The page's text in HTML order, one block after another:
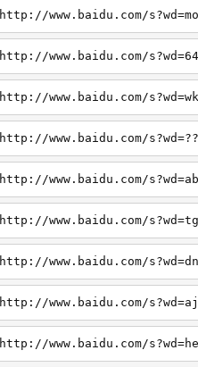
http://www.baidu.com/s?wd=mo
http://www.baidu.com/s?wd=64
http://www.baidu.com/s?wd=wk
http://www.baidu.com/s?wd=??
http://www.baidu.com/s?wd=ab
http://www.baidu.com/s?wd=tg
http://www.baidu.com/s?wd=dn
http://www.baidu.com/s?wd=aj
http://www.baidu.com/